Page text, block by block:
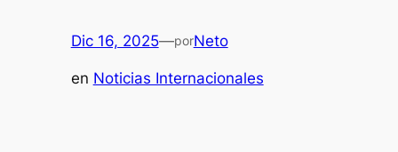
Dic 16, 2025—porNeto
en Noticias Internacionales